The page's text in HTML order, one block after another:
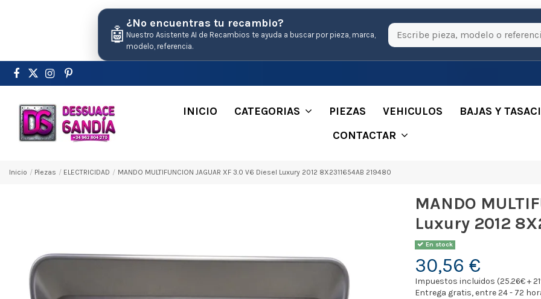
🤖
¿No encuentras tu recambio?
Nuestro Asistente AI de Recambios te ayuda a buscar por pieza, marca,
modelo, referencia.
INICIO CATEGORIAS PIEZAS VEHICULOS
BAJAS Y
CONTACTAR
Inicio Pіezas ELECTRICIDAD MANDO MULTIFUNCION JAGUAR XF 3.0 V6 Diesel Luxury 2012 8X2311654AB 219480
MANDO
Luxury 2012
En stock
30,56 €
Impuestos incluidos (25.26€ +
Entrega gratis, entre 24 - 72